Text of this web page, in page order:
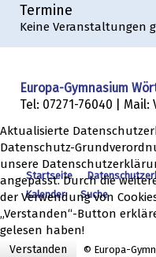
Termine
Keine Veranstaltungen
Europa-Gymnasium
Tel: 07271-76040 |
Startseite
Kalender
Suche
© Europa-
Aktualisierte
Datenschutz-
unsere
angepasst. Durch die
der Verwendung von
„Verstanden“-Button
gelesen haben!
Verstanden